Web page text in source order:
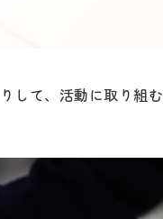
して、活動に取り組む